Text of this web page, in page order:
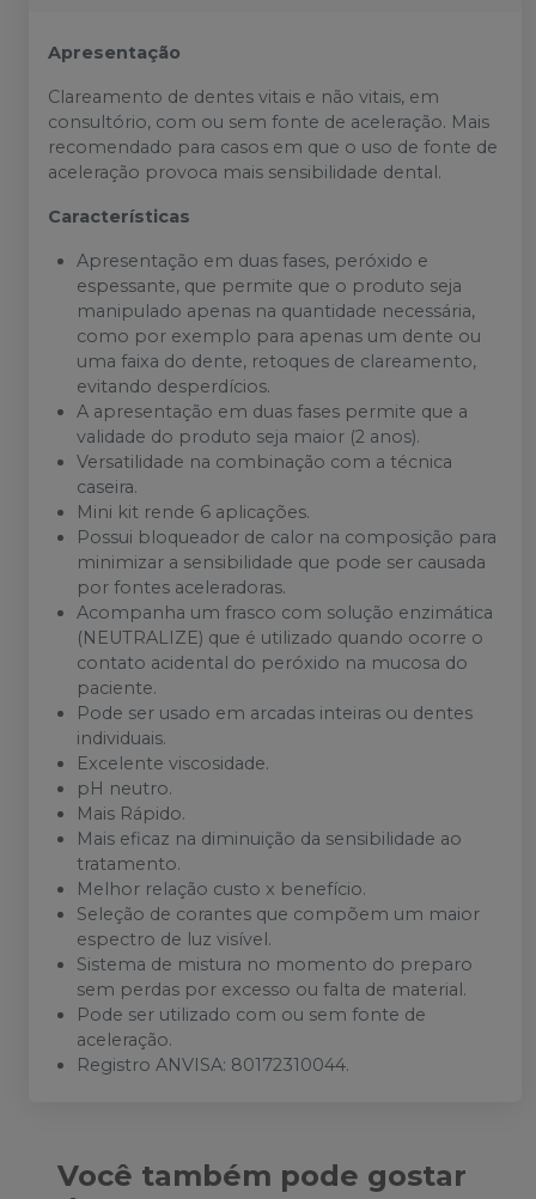
Apresentação
Clareamento de dentes vitais e não vitais, em
consultório, com ou sem fonte de aceleração. Mais
recomendado para casos em que o uso de fonte de
aceleração provoca mais sensibilidade dental.
Características
Apresentação em duas fases, peróxido e
espessante, que permite que o produto seja
manipulado apenas na quantidade necessária,
como por exemplo para apenas um dente ou
uma faixa do dente, retoques de clareamento,
evitando desperdícios.
A apresentação em duas fases permite que a
validade do produto seja maior (2 anos).
Versatilidade na combinação com a técnica
caseira.
Mini kit rende 6 aplicações.
Possui bloqueador de calor na composição para
minimizar a sensibilidade que pode ser causada
por fontes aceleradoras.
Acompanha um frasco com solução enzimática
(NEUTRALIZE) que é utilizado quando ocorre o
contato acidental do peróxido na mucosa do
paciente.
Pode ser usado em arcadas inteiras ou dentes
individuais.
Excelente viscosidade.
pH neutro.
Mais Rápido.
Mais eficaz na diminuição da sensibilidade ao
tratamento.
Melhor relação custo x benefício.
Seleção de corantes que compõem um maior
espectro de luz visível.
Sistema de mistura no momento do preparo
sem perdas por excesso ou falta de material.
Pode ser utilizado com ou sem fonte de
aceleração.
Registro ANVISA: 80172310044.
Você também pode gostar